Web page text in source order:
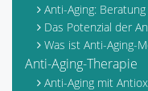
Anti-Aging:
Das Potenzial der
Was ist Anti-Aging-
Anti-Aging-Therapie
Anti-Aging mit